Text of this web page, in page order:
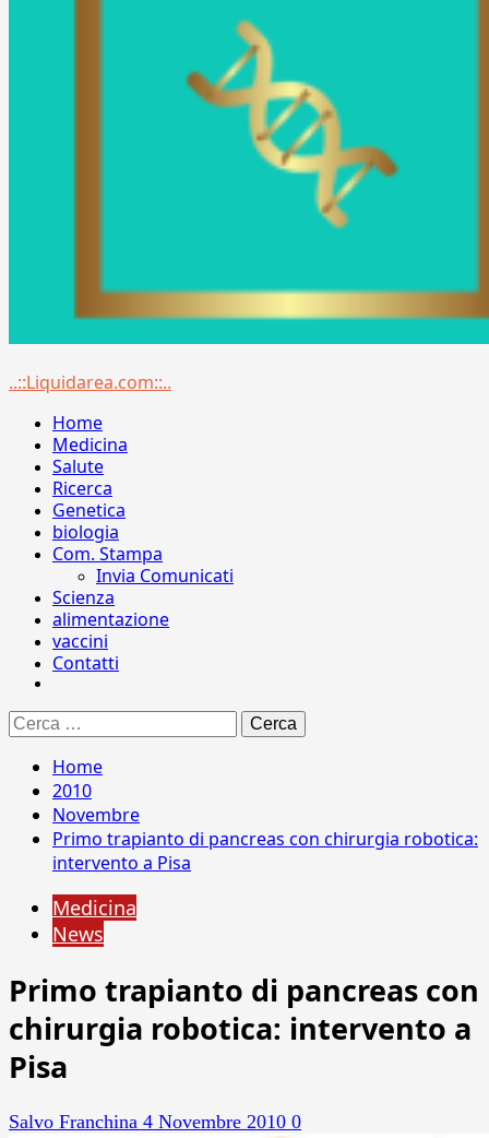
Menu
..::Liquidarea.com::..
Home
Medicina
Salute
Ricerca
Genetica
biologia
Com. Stampa
Invia Comunicati
Scienza
alimentazione
vaccini
Contatti
Ricerca
per:
Home
2010
Novembre
Primo trapianto di pancreas con chirurgia robotica:
intervento a Pisa
Medicina
News
Primo trapianto di pancreas con
chirurgia robotica: intervento a
Pisa
Salvo Franchina 4 Novembre 2010 0